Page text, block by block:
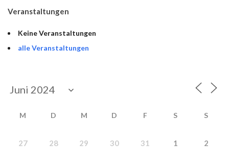
Veranstaltungen
Keine Veranstaltungen
alle Veranstaltungen
M D M D F S S
27 28 29 30 31 1 2